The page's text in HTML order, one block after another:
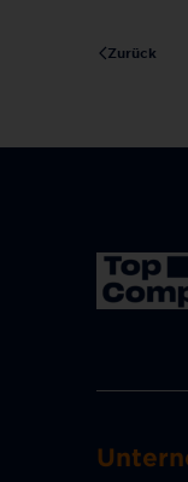
Zurück